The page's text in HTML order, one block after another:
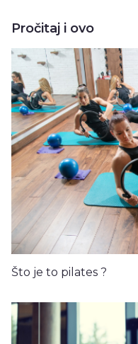
Pročitaj i ovo
Što je to pilates ?